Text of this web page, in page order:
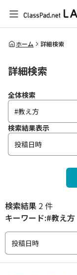
全体検索
ホーム 詳細検索
詳細検索
全体検索
検索結果表示
投稿日時
検索結果 2 件
キーワード:#教え方
投稿日時